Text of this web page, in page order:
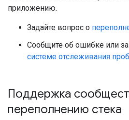
приложению.
Задайте вопрос о
Сообщите об ошибке или
системе отслеживания
Поддержка
переполнению стека